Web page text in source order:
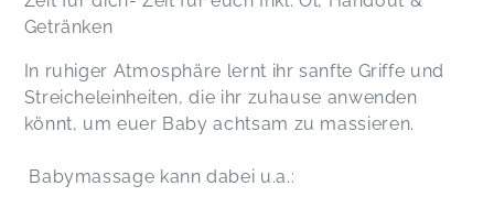
Getränken
In ruhiger Atmosphäre lernt ihr sanfte Griffe und
Streicheleinheiten, die ihr zuhause anwenden
könnt, um euer Baby achtsam zu massieren.
Babymassage kann dabei u.a.: